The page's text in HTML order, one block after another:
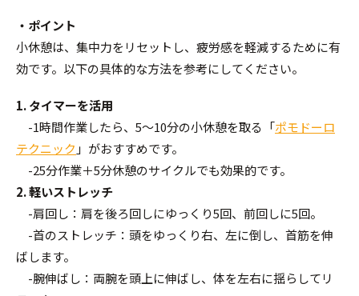
・ポイント
小休憩は、集中力をリセットし、疲労感を軽減するために有
効です。以下の具体的な方法を参考にしてください。
1. タイマーを活用
-1時間作業したら、5～10分の小休憩を取る「ポモドーロ
テクニック 」がおすすめです。
-25分作業＋5分休憩のサイクルでも効果的です。
2. 軽いストレッチ
-肩回し：肩を後ろ回しにゆっくり5回、前回しに5回。
-首のストレッチ：頭をゆっくり右、左に倒し、首筋を伸
ばします。
-腕伸ばし：両腕を頭上に伸ばし、体を左右に揺らしてリ